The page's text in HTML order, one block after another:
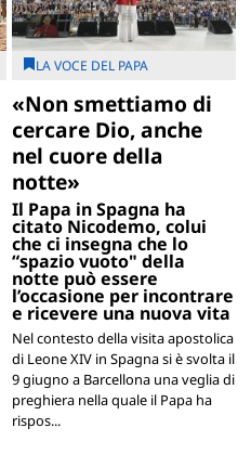
LA VOCE DEL PAPA
«Non smettiamo di
cercare Dio, anche
nel cuore della
notte»
Il Papa in Spagna ha
citato Nicodemo, colui
che ci insegna che lo
“spazio vuoto" della
notte può essere
l’occasione per incontrare
e ricevere una nuova vita
Nel contesto della visita apostolica
di Leone XIV in Spagna si è svolta il
9 giugno a Barcellona una veglia di
preghiera nella quale il Papa ha
rispos...